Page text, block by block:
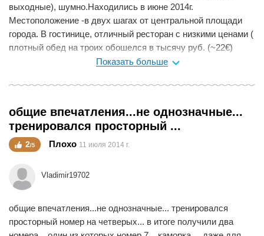
выходные), шумно.Находились в июне 2014г.
Местоположение -в двух шагах от центральной площади
города. В гостинице, отличный ресторан с низкими ценами (
плотный обед на троих обошелся в тысячу руб. (~22€)
Номера в гостинице большие, приборка-ежедневно. Балкон
Показать больше
общие впечатления...не однозначные...
тренировался просторный ...
2/5 Плохо 11 июля 2014 г.
Vladimir19702
общие впечатления...не однозначные... тренировался
просторный номер на четверых... в итоге получили два